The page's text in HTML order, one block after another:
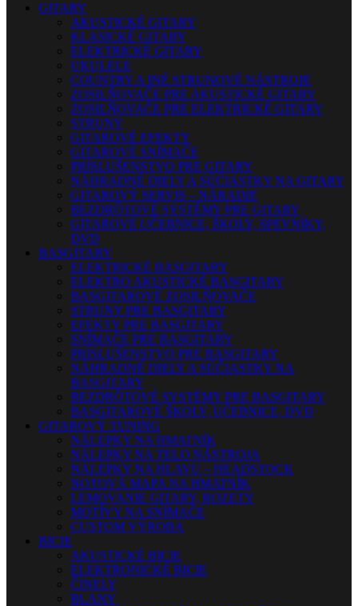
GITARY
AKUSTICKÉ GITARY
KLASICKÉ GITARY
ELEKTRICKÉ GITARY
UKULELE
COUNTRY A INÉ STRUNOVÉ NÁSTROJE
ZOSILŇOVAČE PRE AKUSTICKÉ GITARY
ZOSILŇOVAČE PRE ELEKTRICKÉ GITARY
STRUNY
GITAROVÉ EFEKTY
GITAROVÉ SNÍMAČE
PRÍSLUŠENSTVO PRE GITARY
NÁHRADNÉ DIELY A SÚČIASTKY NA GITARY
GITAROVÝ SERVIS – NÁRADIE
BEZDRÔTOVÉ SYSTÉMY PRE GITARY
GITAROVÉ UČEBNICE, ŠKOLY, SPEVNÍKY,
DVD
BASGITARY
ELEKTRICKÉ BASGITARY
ELEKTRO AKUSTICKÉ BASGITARY
BASGITAROVÉ ZOSILŇOVAČE
STRUNY PRE BASGITARY
EFEKTY PRE BASGITARY
SNÍMAČE PRE BASGITARY
PRÍSLUŠENSTVO PRE BASGITARY
NÁHRADNÉ DIELY A SÚČIASTKY NA
BASGITARY
BEZDRÔTOVÉ SYSTÉMY PRE BASGITARY
BASGITAROVÉ ŠKOLY, UČEBNICE, DVD
GITAROVÝ TUNING
NÁLEPKY NA HMATNÍK
NÁLEPKY NA TELO NÁSTROJA
NÁLEPKY NA HLAVU – HEADSTOCK
NOTOVÁ MAPA NA HMATNÍK
LEMOVANIE GITARY, ROZETY
MOTÍVY NA SNÍMAČE
CUSTOM VÝROBA
BICIE
AKUSTICKÉ BICIE
ELEKTRONICKÉ BICIE
ČINELY
BLANY